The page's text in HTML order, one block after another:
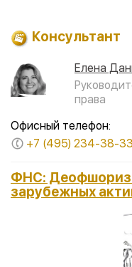
Консультант
Елена
права
Офисный телефон:
+7 (495) 234-38-33
ФНС:
зарубежных